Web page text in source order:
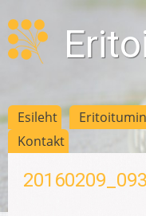
Esileht
Kontakt